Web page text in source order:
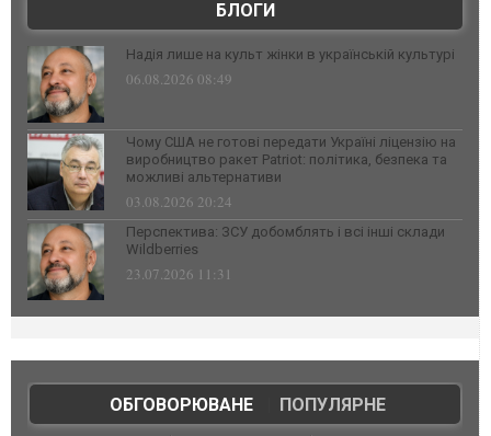
БЛОГИ
Надія лише на культ жінки в українській культурі
06.08.2026 08:49
Чому США не готові передати Україні ліцензію на
виробництво ракет Patriot: політика, безпека та
можливі альтернативи
03.08.2026 20:24
Перспектива: ЗСУ добомблять і всі інші склади
Wildberries
23.07.2026 11:31
ОБГОВОРЮВАНЕ| ПОПУЛЯРНЕ